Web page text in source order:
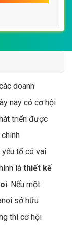
doanh
nay có cơ hội
triển được
yếu tố có vai
là thiết kế
. Nếu một
sở hữu
thì cơ hội